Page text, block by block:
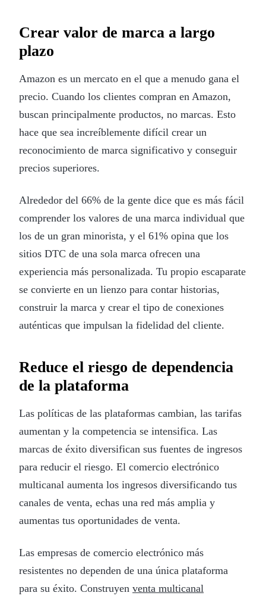
Crear valor de marca a largo
plazo
Amazon es un mercato en el que a menudo gana el
precio. Cuando los clientes compran en Amazon,
buscan principalmente productos, no marcas. Esto
hace que sea increíblemente difícil crear un
reconocimiento de marca significativo y conseguir
precios superiores.
Alrededor del 66% de la gente dice que es más fácil
comprender los valores de una marca individual que
los de un gran minorista, y el 61% opina que los
sitios DTC de una sola marca ofrecen una
experiencia más personalizada. Tu propio escaparate
se convierte en un lienzo para contar historias,
construir la marca y crear el tipo de conexiones
auténticas que impulsan la fidelidad del cliente.
Reduce el riesgo de dependencia
de la plataforma
Las políticas de las plataformas cambian, las tarifas
aumentan y la competencia se intensifica. Las
marcas de éxito diversifican sus fuentes de ingresos
para reducir el riesgo. El comercio electrónico
multicanal aumenta los ingresos diversificando tus
canales de venta, echas una red más amplia y
aumentas tus oportunidades de venta.
Las empresas de comercio electrónico más
resistentes no dependen de una única plataforma
para su éxito. Construyen venta multicanal